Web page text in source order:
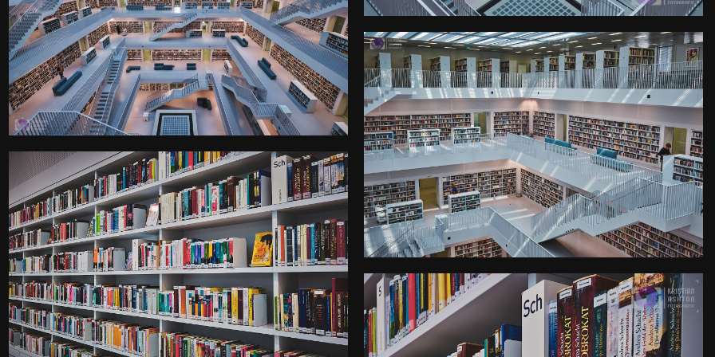
Der Galeriesaal der
Stuttgarter Stadtbibliothek
Kamera: X-T3 |Blende: f/9 |Brennweite: 10mm |
Belichtungszeit: 1/6s |ISO: ISO-160
0
Der Galeriesaal der
Stuttgarter Stadtbibliothek
Kamera: X-T3 |Blende: f/8 |Brennweite: 24mm |
Belichtungszeit: 1/17s |ISO: ISO-200
0
Überall Bücher - was erwartet
man sonst in einer Bibliothek
Kamera: X-T3 |Blende: f/8 |Brennweite : 24mm |
Belichtungszeit: 1/9s |ISO: ISO-200
0